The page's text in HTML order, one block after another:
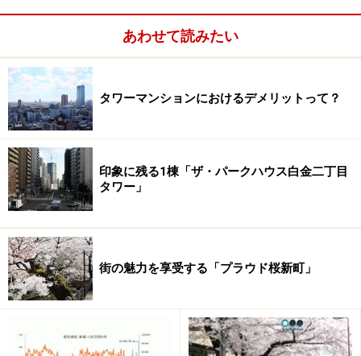
日常使いのセカンドカーがあれば…
あわせて読みたい
タワーマンションにおけるデメリットって？
印象に残る1棟「ザ・パークハウス白金二丁目
タワー」
街の魅力を享受する「プラウド桜新町」